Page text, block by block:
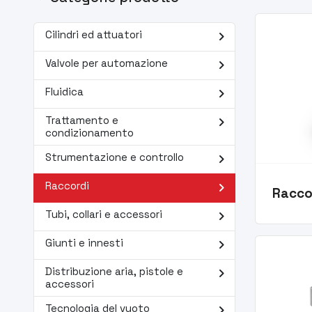
Cilindri ed attuatori navigate_next
Valvole per automazione navigate_next
Fluidica navigate_next
Trattamento e
condizionamento
navigate_next
Strumentazione e controllo navigate_next
Raccordi navigate_next
Tubi, collari e accessori navigate_next
Giunti e innesti navigate_next
Distribuzione aria, pistole e
accessori
navigate_next
Tecnologia del vuoto